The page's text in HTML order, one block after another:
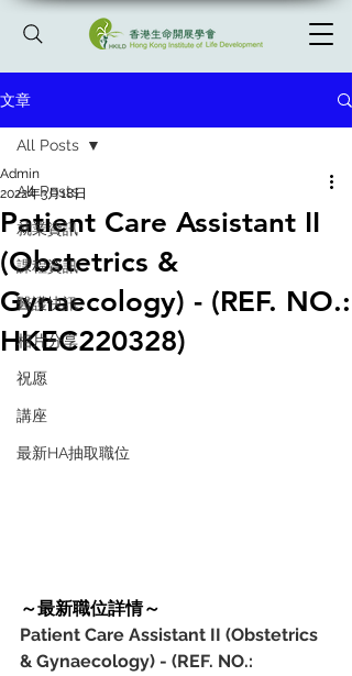
文章
All Posts
就業資訊
課程資訊
醫護快訊
相片分享
祝愿
講座
最新HA抽取職位
All Posts
Patient Care Assistant II
(Obstetrics &
Gynaecology) - (REF. NO.:
HKEC220328)
Admin
2022年3月18日
～最新職位詳情～
Patient Care Assistant II (Obstetrics
& Gynaecology) - (REF. NO.: